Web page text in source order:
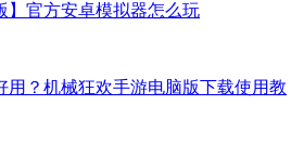
】官方安卓模拟器怎么玩
用？机械狂欢手游电脑版下载使用教